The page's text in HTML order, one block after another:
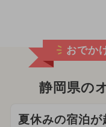
おでか
静岡県の
夏休みの宿泊